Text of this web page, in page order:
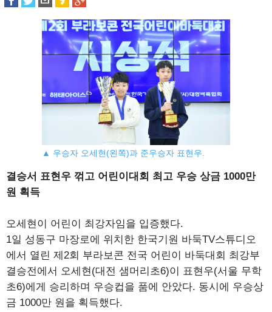
▲ 우승자 오세현(왼쪽)과 준우승자 표현우.
결승서 표현우 꺾고 어린이대회 최고 우승 상금 1000만
원 획득
오세현이 어린이 최강자임을 입증했다.
1일 성동구 마장로에 위치한 한국기원 바둑TV스튜디오
에서 열린 제2회 부라보콘 전국 어린이 바둑대회 최강부
결승전에서 오세현(대전 샘머리초6)이 표현우(서울 무학
초6)에게 승리하며 우승컵을 품에 안았다. 동시에 우승상
금 1000만 원을 획득했다.